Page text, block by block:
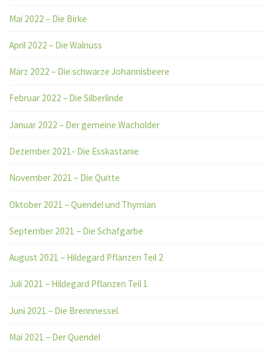
Mai 2022 – Die Birke
April 2022 – Die Walnuss
März 2022 – Die schwarze Johannisbeere
Februar 2022 – Die Silberlinde
Januar 2022 – Der gemeine Wacholder
Dezember 2021- Die Esskastanie
November 2021 – Die Quitte
Oktober 2021 – Quendel und Thymian
September 2021 – Die Schafgarbe
August 2021 – Hildegard Pflanzen Teil 2
Juli 2021 – Hildegard Pflanzen Teil 1
Juni 2021 – Die Brennnessel
Mai 2021 – Der Quendel